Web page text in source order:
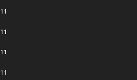
11
11
11
11